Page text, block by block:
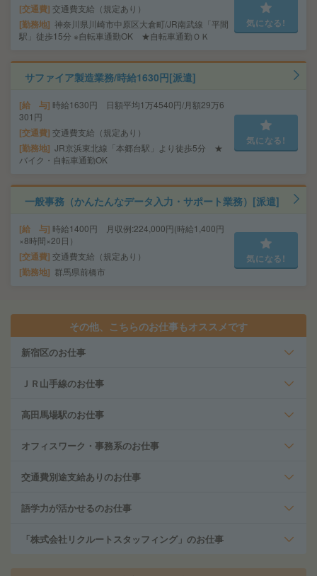
交通費 交通費支給（規定あり）
勤務地 神奈川県川崎市中原区大倉町/JR南武線「平間
駅」徒歩15分 ※自転車通勤OK ★自転車通勤ＯＫ
気になる!
サファイア製造業務/時給1630円[派遣]
給 与 時給1630円 日額平均1万4540円/月額29万6
301円
交通費 交通費支給（規定あり）
勤務地 JR京浜東北線「本郷台駅」より徒歩5分 ★
バイク・自転車通勤OK
気になる!
一般事務（かんたんなデータ入力・サポート業務）[派遣]
給 与 時給1400円 月収例:224,000円(時給1,400円
×8時間×20日）
交通費 交通費支給（規定あり）
勤務地 群馬県前橋市
気になる!
その他、こちらのお仕事もオススメです
新宿区のお仕事
ＪＲ山手線のお仕事
高田馬場駅のお仕事
オフィスワーク・事務系のお仕事
交通費別途支給ありのお仕事
語学力が活かせるのお仕事
「株式会社リクルートスタッフィング」のお仕事